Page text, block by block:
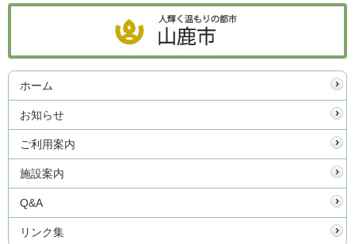
ホーム
お知らせ
ご利用案内
施設案内
Q&A
リンク集